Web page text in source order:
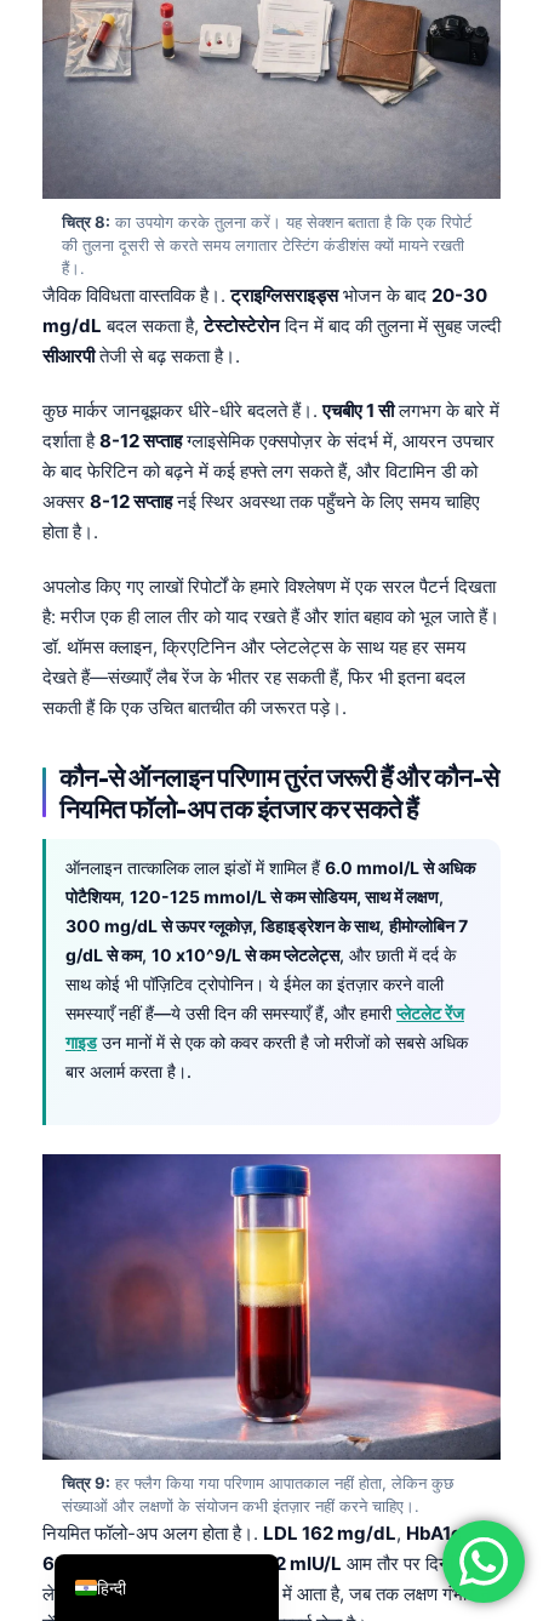
चित्र 8: का उपयोग करके तुलना करें। यह सेक्शन बताता है कि एक रिपोर्ट
की तुलना दूसरी से करते समय लगातार टेस्टिंग कंडीशंस क्यों मायने रखती
हैं।.
जैविक विविधता वास्तविक है।.ट्राइग्लिसराइड्सभोजन के बाद 20-30
mg/dL बदल सकता है,टेस्टोस्टेरोनदिन में बाद की तुलना में सुबह जल्दी
सीआरपीतेजी से बढ़ सकता है।.
कुछ मार्कर जानबूझकर धीरे-धीरे बदलते हैं।.एचबीए 1 सीलगभग के बारे में
दर्शाता है8-12 सप्ताहग्लाइसेमिक एक्सपोज़र के संदर्भ में, आयरन उपचार
के बाद फेरिटिन को बढ़ने में कई हफ्ते लग सकते हैं, और विटामिन डी को
अक्सर 8-12 सप्ताहनई स्थिर अवस्था तक पहुँचने के लिए समय चाहिए
होता है।.
अपलोड किए गए लाखों रिपोर्टों के हमारे विश्लेषण में एक सरल पैटर्न दिखता
है: मरीज एक ही लाल तीर को याद रखते हैं और शांत बहाव को भूल जाते हैं।
डॉ. थॉमस क्लाइन, क्रिएटिनिन और प्लेटलेट्स के साथ यह हर समय
देखते हैं—संख्याएँ लैब रेंज के भीतर रह सकती हैं, फिर भी इतना बदल
सकती हैं कि एक उचित बातचीत की जरूरत पड़े।.
कौन-से ऑनलाइन परिणाम तुरंत जरूरी हैं और कौन-से
नियमित फॉलो-अप तक इंतजार कर सकते हैं
ऑनलाइन तात्कालिक लाल झंडों में शामिल हैं6.0 mmol/L से अधिक
पोटैशियम, 120-125 mmol/L से कम सोडियम, साथ में लक्षण,
300 mg/dL से ऊपर ग्लूकोज़, डिहाइड्रेशन के साथ,हीमोग्लोबिन 7
g/dL से कम, 10 x10^9/L से कम प्लेटलेट्स, और छाती में दर्द के
साथ कोई भी पॉज़िटिव ट्रोपोनिन। ये ईमेल का इंतज़ार करने वाली
समस्याएँ नहीं हैं—ये उसी दिन की समस्याएँ हैं, और हमारीप्लेटलेट रेंज
गाइडउन मानों में से एक को कवर करती है जो मरीजों को सबसे अधिक
बार अलार्म करता है।.
चित्र 9: हर फ्लैग किया गया परिणाम आपातकाल नहीं होता, लेकिन कुछ
संख्याओं और लक्षणों के संयोजन कभी इंतज़ार नहीं करने चाहिए।.
नियमित फॉलो-अप अलग होता है।. LDL 162 mg/dL, HbA1c
6.1%
TSH 5.2 mIU/L आम तौर पर दिनों से
लेकर हफ्तों तक की योजनाबद्ध बातचीत में आता है, जब तक लक्षण गंभीर न
हिन्दी
Deutsch
Français
עִבְרִית
Português
فارسی
Български
Dansk
Nederlands
Bahasa Indonesia
Հայերեն
Српски језик
Bosanski
Azərbaycan dili
Eesti
日本語
ქართული
Русский
Lietuvių kalba
한국어
Slovenščina
Shqip
తెలుగు
தமிழ்